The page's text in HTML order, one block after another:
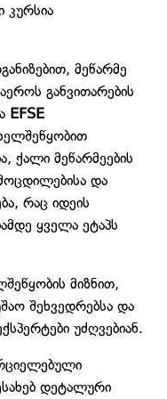
კურსია
მეწარმე
განვითარების
EFSE
ქალი მეწარმეების
და
რაც იდეის
ყველა ეტაპს
მიზნით,
შეხვედრებსა და
უძღვებიან.
დეტალური